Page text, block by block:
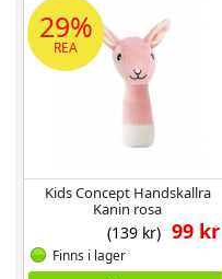
29%
REA
Kids Concept Handskallra
Kanin rosa
99 kr
(139 kr)
Finns i lager